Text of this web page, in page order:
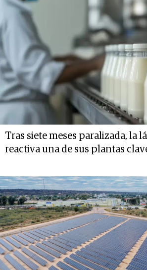
Tras siete meses paralizada, la
reactiva una de sus plantas